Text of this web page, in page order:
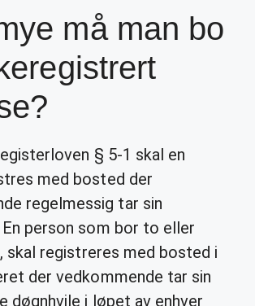
må man bo
§ 5-1 skal en
med bosted der
regelmessig tar sin
En person som bor to eller
skal registreres med bosted i
der vedkommende tar sin
døgnhvile i løpet av enhver